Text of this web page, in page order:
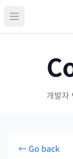
개발자
← Go back